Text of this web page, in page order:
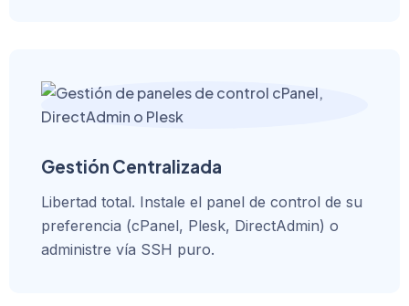
Gestión Centralizada
Libertad total. Instale el panel de control de su
preferencia (cPanel, Plesk, DirectAdmin) o
administre vía SSH puro.